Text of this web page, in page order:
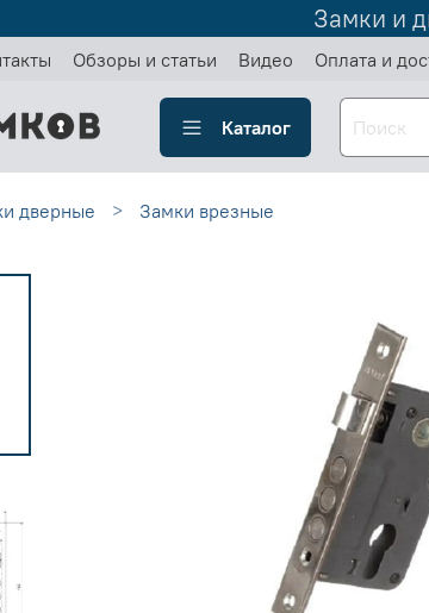
Замки и
Обзоры и статьи Видео Оплата и
Каталог
дверные Замки врезные